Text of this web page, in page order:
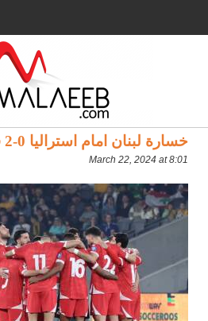
خسارة لبنان امام استراليا 0-2 في سيدني
March 22, 2024 at 8:01